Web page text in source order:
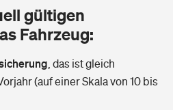
finden
gültigen
Fahrzeug:
das ist gleich
(auf einer Skala von 10 bis